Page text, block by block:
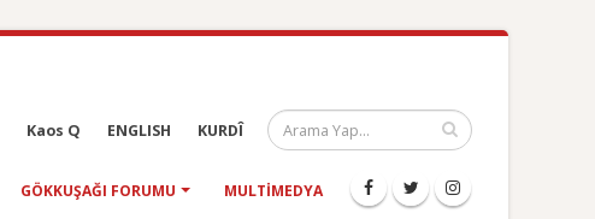
Kaos Q ENGLISH KURDÎ
GÖKKUŞAĞI FORUMU MULTIMEDYA